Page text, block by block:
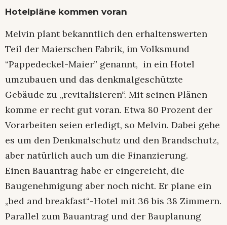
Hotelpläne kommen voran
Melvin plant bekanntlich den erhaltenswerten
Teil der Maierschen Fabrik, im Volksmund
“Pappedeckel-Maier” genannt, in ein Hotel
umzubauen und das denkmalgeschützte
Gebäude zu „revitalisieren“. Mit seinen Plänen
komme er recht gut voran. Etwa 80 Prozent der
Vorarbeiten seien erledigt, so Melvin. Dabei gehe
es um den Denkmalschutz und den Brandschutz,
aber natürlich auch um die Finanzierung.
Einen Bauantrag habe er eingereicht, die
Baugenehmigung aber noch nicht. Er plane ein
„bed and breakfast“-Hotel mit 36 bis 38 Zimmern.
Parallel zum Bauantrag und der Bauplanung